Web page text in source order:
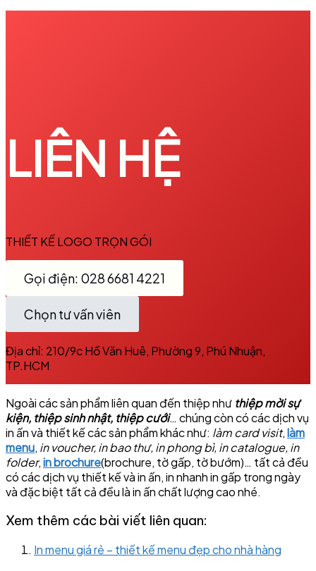
LIÊN HỆ
THIẾT KẾ LOGO TRỌN GÓI
Gọi điện: 028 6681 4221
Chọn tư vấn viên
Địa chỉ: 210/9c Hồ Văn Huê, Phường 9, Phú Nhuận,
TP.HCM
Ngoài các sản phẩm liên quan đến thiệp như thiệp mời sự
kiện, thiệp sinh nhật, thiệp cưới… chúng còn có các dịch vụ
in ấn và thiết kế các sản phẩm khác như: làm card visit,làm
menu, in voucher, in bao thư, in phong bì, in catalogue, in
folder,in brochure(brochure, tờ gấp, tờ bướm)… tất cả đều
có các dịch vụ thiết kế và in ấn, in nhanh in gấp trong ngày
và đặc biệt tất cả đều là in ấn chất lượng cao nhé.
Xem thêm các bài viết liên quan:
In menu giá rẻ – thiết kế menu đẹp cho nhà hàng